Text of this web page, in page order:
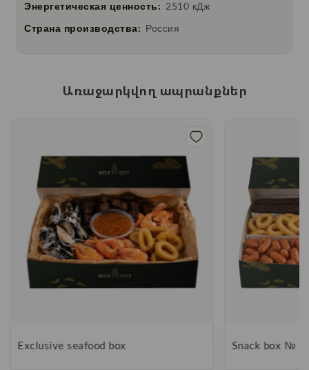
Энергетическая ценность: 2510 кДж
Страна производства: Россия
Առաջարկվող ապրանքներ
Exclusive seafood box Snack box № 3